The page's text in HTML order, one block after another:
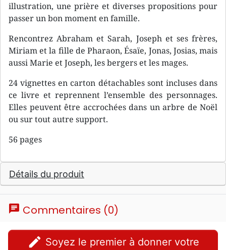
illustration, une prière et diverses propositions pour
passer un bon moment en famille.
Rencontrez Abraham et Sarah, Joseph et ses frères,
Miriam et la fille de Pharaon, Ésaïe, Jonas, Josias, mais
aussi Marie et Joseph, les bergers et les mages.
24 vignettes en carton détachables sont incluses dans
ce livre et reprennent l’ensemble des personnages.
Elles peuvent être accrochées dans un arbre de Noël
ou sur tout autre support.
56 pages
Détails du produit
chat Commentaires (0)
edit